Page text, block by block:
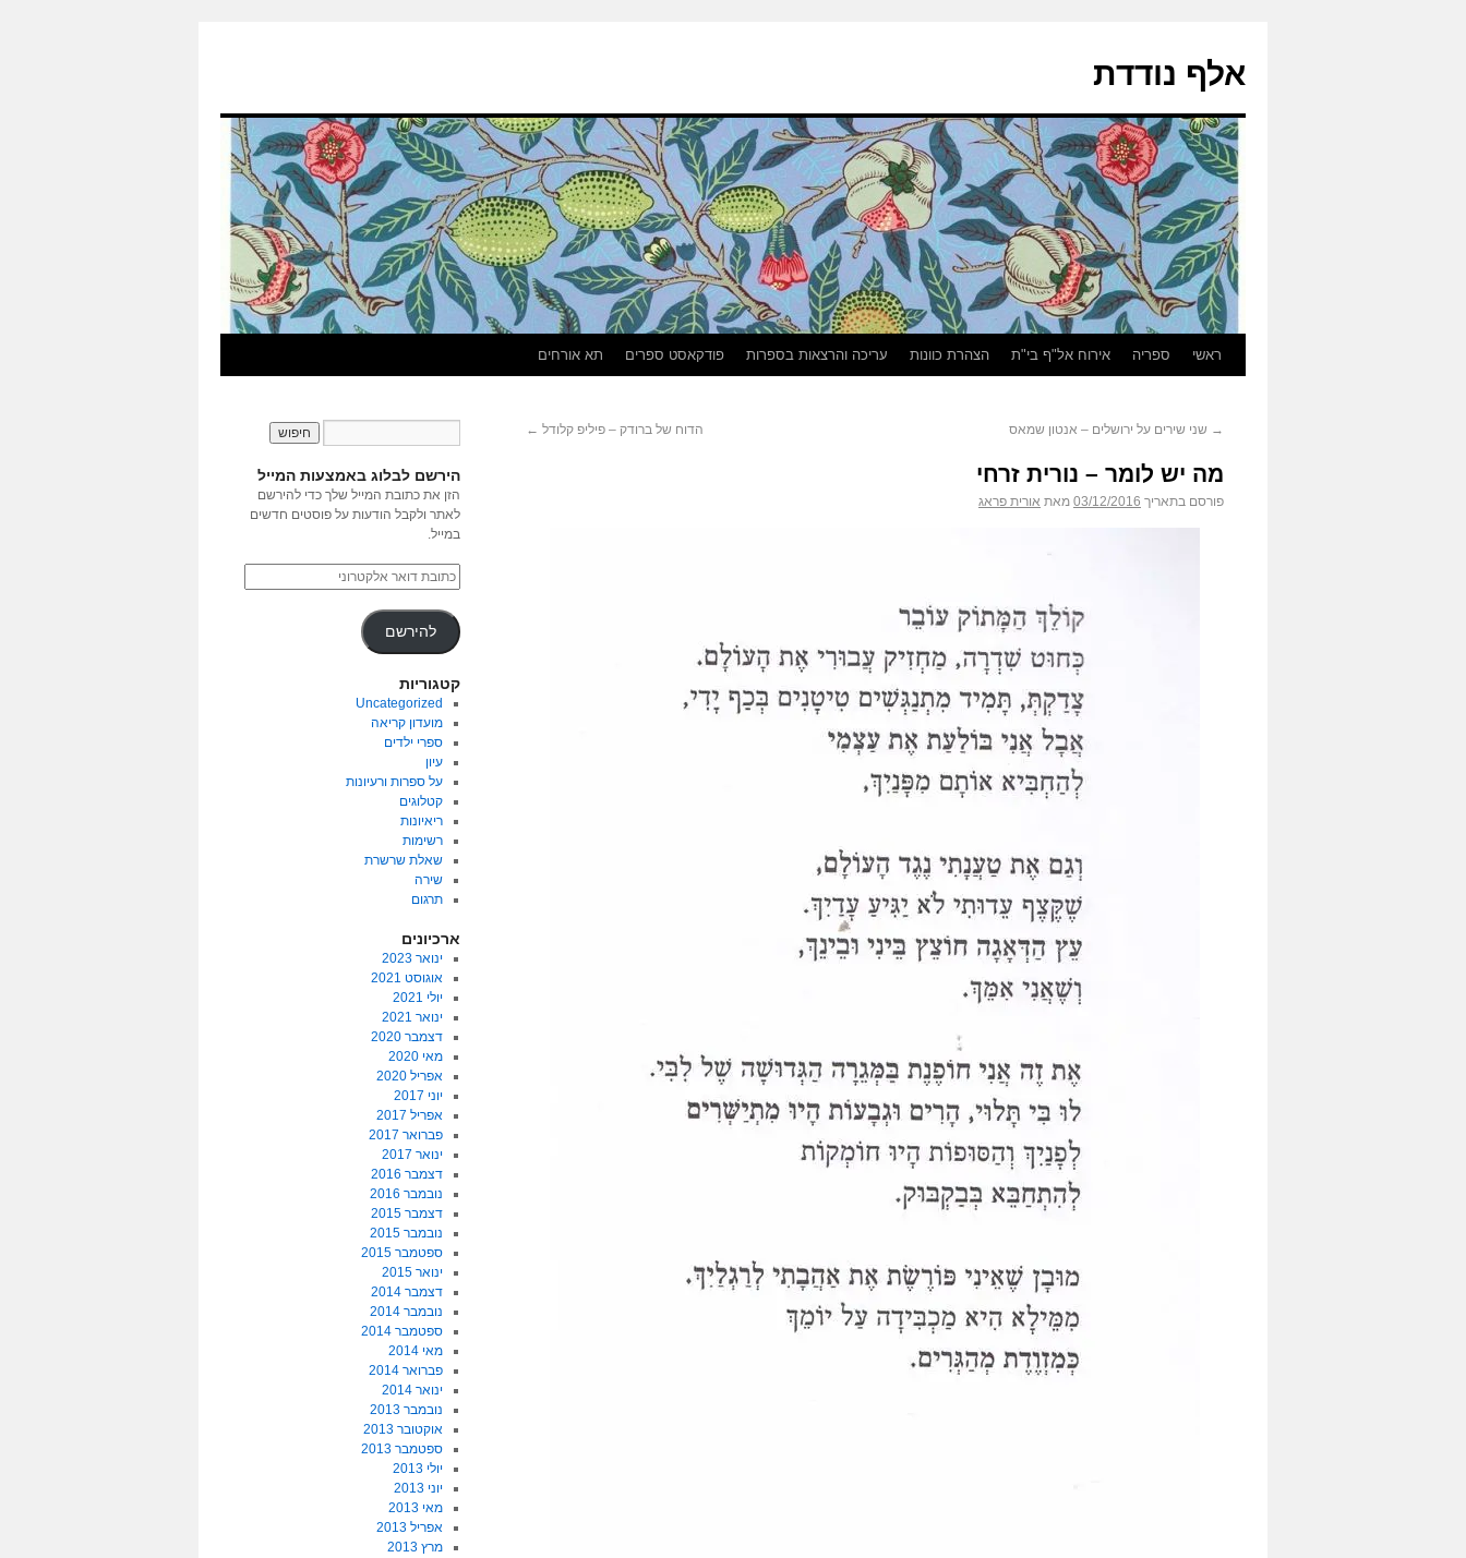
אלף נודדת
ראשי ספריה אירוח אל"ף בי"ת הצהרת כוונות עריכה והרצאות בספרות פודקאסט ספרים תא אורחים
→ שני שירים על ירושלים – אנטון שמאס הדוח של ברודק – פיליפ קלודל ←
מה יש לומר – נורית זרחי
פורסם בתאריך 03/12/2016 מאת אורית פראג
הירשם לבלוג באמצעות המייל
הזן את כתובת המייל שלך כדי להירשם
לאתר ולקבל הודעות על פוסטים חדשים
במייל.
להירשם
קטגוריות
Uncategorized
מועדון קריאה
ספרי ילדים
עיון
על ספרות ורעיונות
קטלוגים
ריאיונות
רשימות
שאלת שרשרת
שירה
תרגום
ארכיונים
ינואר 2023
אוגוסט 2021
יולי 2021
ינואר 2021
דצמבר 2020
מאי 2020
אפריל 2020
יוני 2017
אפריל 2017
פברואר 2017
ינואר 2017
דצמבר 2016
נובמבר 2016
דצמבר 2015
נובמבר 2015
ספטמבר 2015
ינואר 2015
דצמבר 2014
נובמבר 2014
ספטמבר 2014
מאי 2014
פברואר 2014
ינואר 2014
נובמבר 2013
אוקטובר 2013
ספטמבר 2013
יולי 2013
יוני 2013
מאי 2013
אפריל 2013
מרץ 2013